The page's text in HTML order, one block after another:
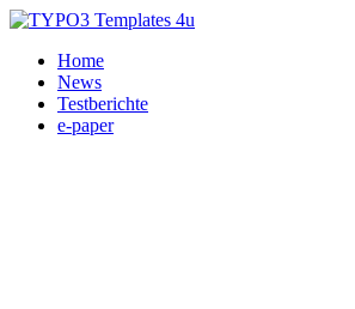
Home
News
Testberichte
e-paper